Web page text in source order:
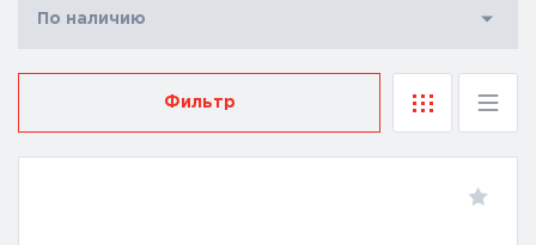
По наличию
Фильтр